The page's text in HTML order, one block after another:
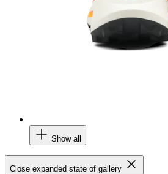
Show all
Close expanded state of gallery